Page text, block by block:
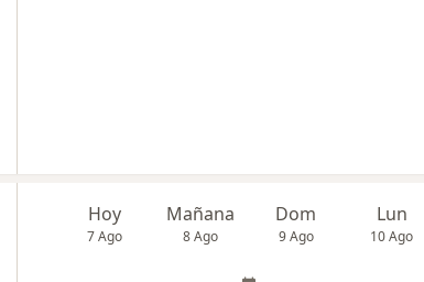
Hoy
7 Ago
Mañana
8 Ago
Dom
9 Ago
Lun
10 Ago